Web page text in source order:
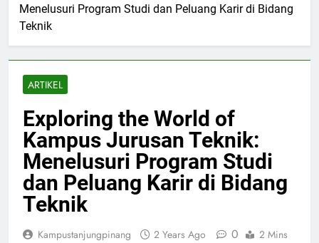
Menelusuri Program Studi dan Peluang Karir di Bidang
Teknik
ARTIKEL
Exploring the World of
Kampus Jurusan Teknik:
Menelusuri Program Studi
dan Peluang Karir di Bidang
Teknik
Kampustanjungpinang 2 Years Ago 0 2 Mins